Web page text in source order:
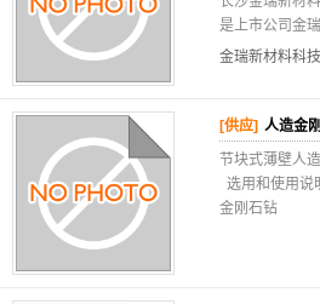
是上市公司金
金瑞新材料科
[供应] 人造金
节块式薄壁人
选用和使用说
金刚石钻